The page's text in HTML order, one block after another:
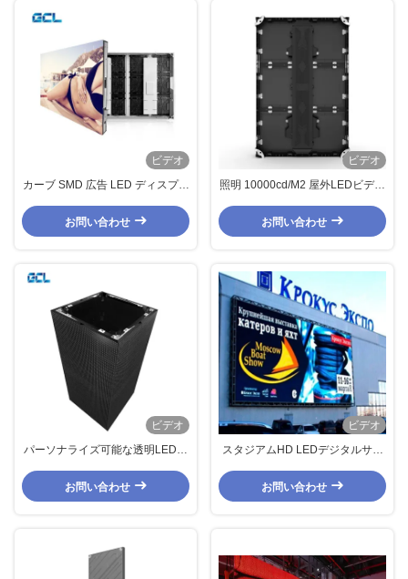
ビデオ
カーブ SMD 広告 LED ディスプレ
10mm ピクセルピッチ
お問い合わせ
ビデオ
照明 10000cd/M2 屋外LEDビデオ
お問い合わせ
ビデオ
パーソナライズ可能な透明LEDデ
広告
お問い合わせ
ビデオ
スタジアムHD LEDデジタルサイ
100000時間 寿命
お問い合わせ